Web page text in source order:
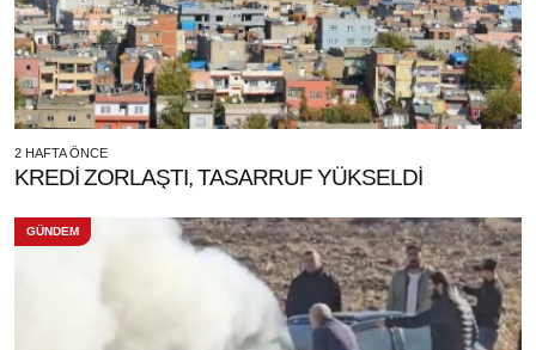
2 HAFTA ÖNCE
KREDİ ZORLAŞTI, TASARRUF YÜKSELDİ
GÜNDEM